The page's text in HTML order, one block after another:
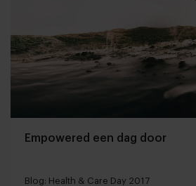
Empowered een dag door
Blog: Health & Care Day 2017